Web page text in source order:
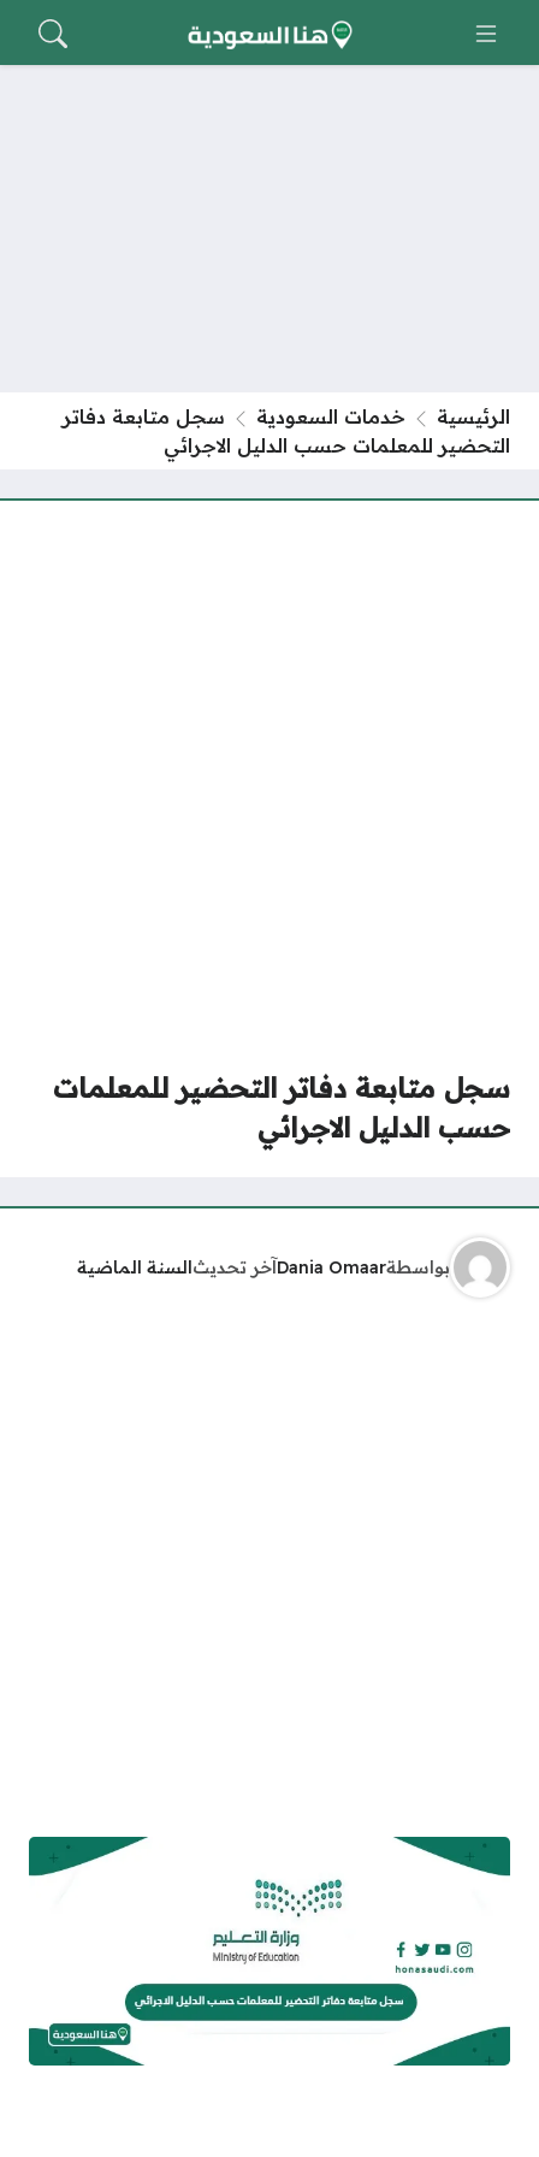
الرئيسية خدمات السعودية
سجل متابعة دفاتر
التحضير للمعلمات حسب الدليل الاجرائي
سجل متابعة دفاتر التحضير للمعلمات
حسب الدليل الاجرائي
بواسطةDania Omaarآخر تحديثالسنة الماضية